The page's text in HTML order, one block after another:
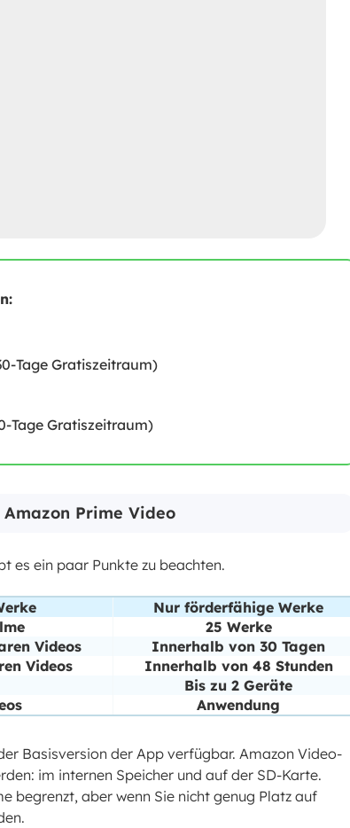
Tage Gratiszeitraum)
Tage Gratiszeitraum)
Prime Video
es ein paar Punkte zu beachten.
Nur förderfähige Werke
25 Werke
Videos
Innerhalb von 30 Tagen
Videos
Innerhalb von 48 Stunden
Bis zu 2 Geräte
Anwendung
Basisversion der App verfügbar. Amazon Video-
im internen Speicher und auf der SD-Karte.
begrenzt, aber wenn Sie nicht genug Platz auf